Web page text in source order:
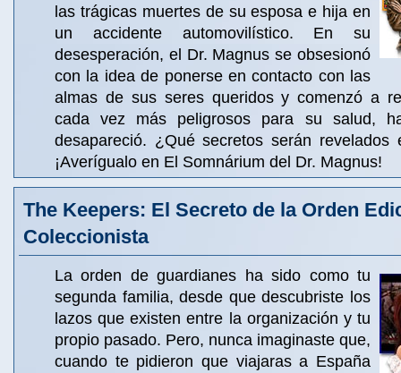
las trágicas muertes de su esposa e hija en
un accidente automovilístico. En su
desesperación, el Dr. Magnus se obsesionó
con la idea de ponerse en contacto con las
almas de sus seres queridos y comenzó a
cada vez más peligrosos para su salud,
desapareció. ¿Qué secretos serán revelados
¡Averígualo en El Somnárium del Dr. Magnus!
The Keepers: El Secreto de la Orden
Coleccionista
La orden de guardianes ha sido como tu
segunda familia, desde que descubriste los
lazos que existen entre la organización y tu
propio pasado. Pero, nunca imaginaste que,
cuando te pidieron que viajaras a España